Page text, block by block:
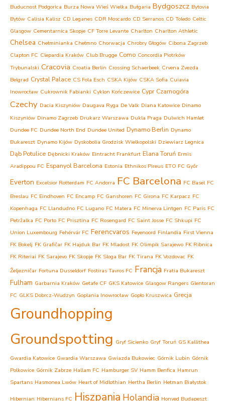
Buducnost Podgorica Burza Nowa Wieś Wielka Bułgaria Bydgoszcz Bytovia
Bytów Calisia Kalisz CD Leganes CDR Moscardo CD Serranos CD Toledo Celtic
Glasgow Cementarnica Skopje CF Torre Levante Charlton Charlton Athletic
Chelsea Chełminianka Chełmno Chorwacja Chrobry Głogów Cibona Zagrzeb
Clapton FC Clepardia Kraków Club Brugge Como Concordia Piotrków
Trybunalski Cracovia Croatia Berlin Crossing Schaerbeek Crvena Zvezda
Belgrad Crystal Palace CS Fola Esch CSKA Kijów CSKA Sofia Cuiavia
Inowrocław Cukrownik Fabianki Cyklon Kończewice Cypr Czarnogóra
Czechy Dacia Kiszyniów Daugava Ryga De Valk Diana Katowice Dinamo
Kiszyniów Dinamo Zagrzeb Drukarz Warszawa Dukla Praga Dulwich Hamlet
Dundee FC Dundee North End Dundee United Dynamo Berlin Dynamo
Bukareszt Dynamo Kijów Dyskobolia Grodzisk Wielkopolski Dziewiarz Legnica
Dąb Potulice Dębnicki Kraków Eintracht Frankfurt Elana Toruń Ermis
Aradippou FC Espanyol Barcelona Estonia Ethnikos Pireus ETO FC Győr
Everton Excelsior Rotterdam FC Andorra FC Barcelona FC Basel FC
Breslau FC Eindhoven FC Encamp FC Ganshoren FC Girona FC Karpacz FC
Kopenhaga FC Llandudno FC Lugano FC Matera FC Minerva Lintgen FC Paris FC
Petržalka FC Porto FC Prisztina FC Rosengard FC Saint Josse FC Shkupi FC
Union Luxembourg Fehérvár FC Ferencvaros Feyenoord Finlandia First Vienna
FK Bokelj FK Grafičar FK Hajduk Bar FK Mladost FK Olimpik Sarajewo FK Ribnica
FK Riteriai FK Sarajevo FK Skopje FK Sloga Bar FK Tirana FK Vozdovac FK
Željezničar Fortuna Dusseldorf Fostiras Tavros FC Francja Fratia Bukareszt
Fulham Garbarnia Kraków Getafe CF GKS Katowice Glasgow Rangers Glentoran
FC GLKS Dobrcz-Wudzyn Goplania Inowrocław Gopło Kruszwica Grecja
Groundhopping
Groundspotting Gryf Sicienko Gryf Toruń GS Kallithea
Gwardia Katowice Gwardia Warszawa Gwiazda Bukowiec Górnik Lubin Górnik
Polkowice Górnik Zabrze Hallam FC Hamburger SV Hamm Benfica Hamrun
Spartans Hasmonea Lwów Heart of Midlothian Hertha Berlin Hetman Białystok
Hibernian Hibernians FC Hiszpania Holandia Honved Budapeszt